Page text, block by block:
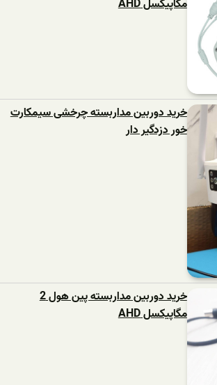
مگاپیکسل AHD
خرید دوربین مداربسته چرخشی سیمکارت
خور دزدگیر دار
خرید دوربین مداربسته پین هول 2
مگاپیکسل AHD